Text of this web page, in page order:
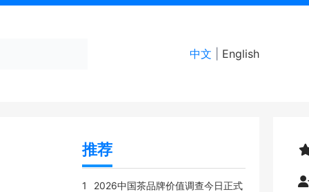
中文 English
推荐
1
2026中国茶品牌价值调查今日正式